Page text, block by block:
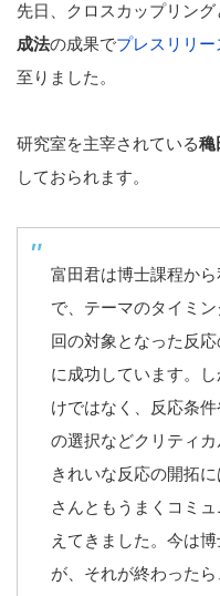
先日、クロスカップリン
成法の成果でプレスリリ
至りました。
研究室を主宰されている穐
しておられます。
富田君は博士課程か
で、テーマのタイミ
回の対象となった反
に成功しています。
けではなく、反応条
の選択などクリティ
きれいな反応の開拓
さんともうまくコミ
えてきました。今は
が、それが終わった